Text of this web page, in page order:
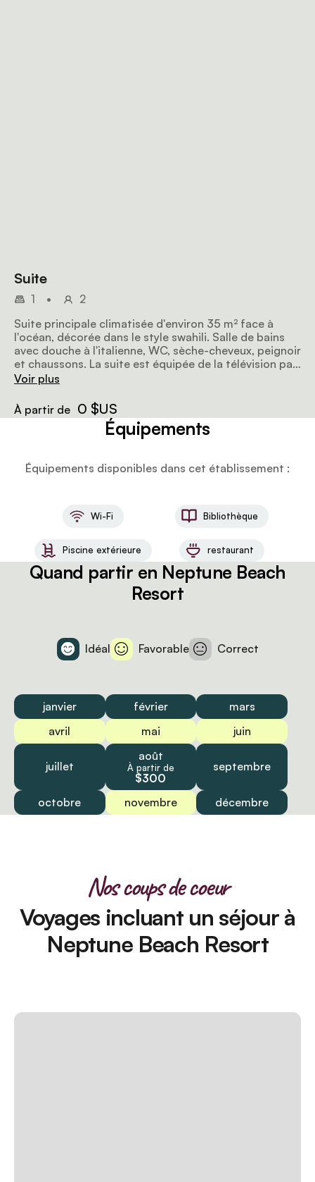
Suite
1 •
2
Suite principale climatisée d'environ 35 m² face à
l'océan, décorée dans le style swahili. Salle de bains
avec douche à l'italienne, WC, sèche-cheveux, peignoir
et chaussons. La suite est équipée de la télévision par
satellite, d'un téléphone, d'un minibar, d'un mini
plateau/bouilloire. Coin salon confortable. Grand
balcon avec vue sur le jardin, la piscine et vue partielle
sur l'océan. Lit de jour Lamu sur le balcon. Corbeille de
Voir plus
À partir de 0 $US
Équipements
Équipements disponibles dans cet établissement :
Wi-Fi Bibliothèque
Piscine extérieure restaurant
Quand partir en Neptune Beach
Resort
Idéal Favorable Correct
janvier février
mars
avril
mai juin
juillet
août
À partir de
$300
septembre
octobre novembre décembre
Nos coups de coeur
Voyages incluant un séjour à
Neptune Beach Resort